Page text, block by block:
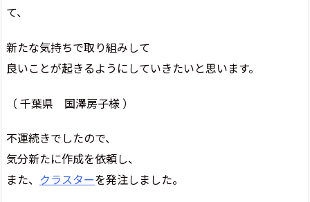
て、
新たな気持ちで取り組みして
良いことが起きるようにしていきたいと思います。
（ 千葉県 国澤房子様 ）
不運続きでしたので、
気分新たに作成を依頼し、
また、 クラスターを発注しました。